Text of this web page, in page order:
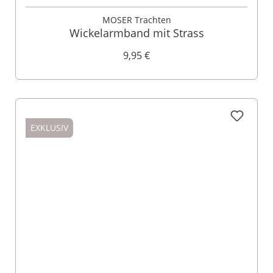
MOSER Trachten
Wickelarmband mit Strass
9,95 €
EXKLUSIV